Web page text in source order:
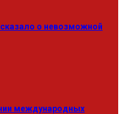
о невозможной
международных